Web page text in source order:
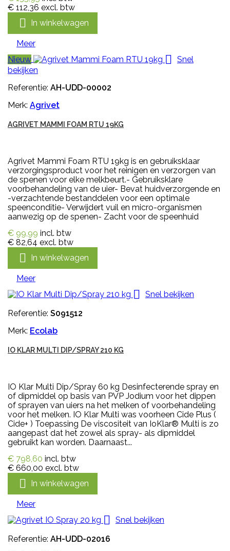
€ 112,36 excl. btw
 In winkelwagen
Meer
Nieuw

Snel
bekijken
Referentie: AH-UDD-00002
Merk: Agrivet
AGRIVET MAMMI FOAM RTU 19KG
Agrivet Mammi Foam RTU 19kg is en gebruiksklaar
verzorgingsproduct voor het reinigen en verzorgen van
de spenen voor elke melkbeurt.- Gebruiksklare
voorbehandeling van de uier- Bevat huidverzorgende en
-verzachtende bestanddelen voor een optimale
speenconditie- Verwijdert vuil en micro-organismen
aanwezig op de spenen- Zacht voor de speenhuid
€ 99,99 incl. btw
€ 82,64 excl. btw
 In winkelwagen
Meer

Snel bekijken
Referentie: S091512
Merk: Ecolab
IO KLAR MULTI DIP/SPRAY 210 KG
IO Klar Multi Dip/Spray 60 kg Desinfecterende spray en
of dipmiddel op basis van PVP Jodium voor het dippen
of sprayen van uiers na het melken of voorbehandeling
voor het melken. IO Klar Multi was voorheen Cide Plus (
Cide+ ) Toepassing De viscositeit van IoKlar® Multi is zo
aangepast dat het zowel als spray- als dipmiddel
gebruikt kan worden. Daarnaast...
€ 798,60 incl. btw
€ 660,00 excl. btw
 In winkelwagen
Meer

Snel bekijken
Referentie: AH-UDD-02016